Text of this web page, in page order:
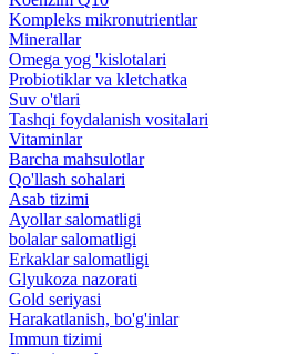
Kompleks mikronutrientlar
Minerallar
Omega yog 'kislotalari
Probiotiklar va kletchatka
Suv o'tlari
Tashqi foydalanish vositalari
Vitaminlar
Barcha mahsulotlar
Qo'llash sohalari
Asab tizimi
Ayollar salomatligi
bolalar salomatligi
Erkaklar salomatligi
Glyukoza nazorati
Gold seriyasi
Harakatlanish, bo'g'inlar
Immun tizimi